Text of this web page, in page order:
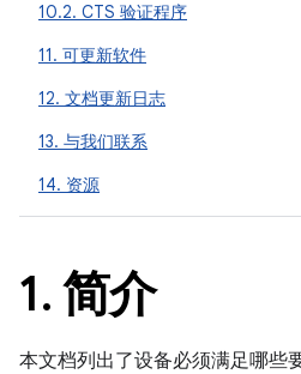
10.2. CTS 验证程序
11. 可更新软件
12. 文档更新日志
13. 与我们联系
14. 资源
1. 简介
本文档列出了设备必须满足哪些